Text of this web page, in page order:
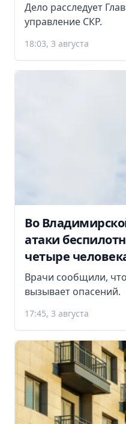
Дело расследует
управление СКР.
18:03, 3 августа
Во
атаки
четыре
Врачи сообщили,
вызывает опасений.
17:45, 3 августа